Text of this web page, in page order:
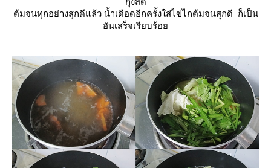
ต้มจนทุกอย่างสุกดีแล้ว น้ำเดือดอีกครั้งใส่ไข่ไกต้มจนสุกดี ก็เป็น
อันเสร็จเรียบร้อ